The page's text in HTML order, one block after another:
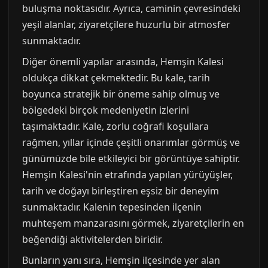
buluşma noktasıdır. Ayrıca, caminin çevresindeki
yeşil alanlar, ziyaretçilere huzurlu bir atmosfer
sunmaktadır.
Diğer önemli yapılar arasında, Hemşin Kalesi
oldukça dikkat çekmektedir. Bu kale, tarih
boyunca stratejik bir öneme sahip olmuş ve
bölgedeki birçok medeniyetin izlerini
taşımaktadır. Kale, zorlu coğrafi koşullara
rağmen, yıllar içinde çeşitli onarımlar görmüş ve
günümüzde bile etkileyici bir görüntüye sahiptir.
Hemşin Kalesi'nin etrafında yapılan yürüyüşler,
tarih ve doğayı birleştiren eşsiz bir deneyim
sunmaktadır. Kalenin tepesinden ilçenin
muhteşem manzarasını görmek, ziyaretçilerin en
beğendiği aktivitelerden biridir.
Bunların yanı sıra, Hemşin ilçesinde yer alan